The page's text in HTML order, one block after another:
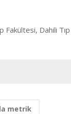
Fakültesi, Dahili
metrik